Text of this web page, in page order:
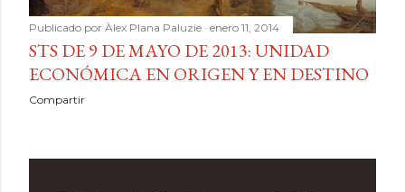
Publicado por Àlex Plana Paluzie enero 11, 2014
STS DE 9 DE MAYO DE 2013: UNIDAD
ECONÓMICA EN ORIGEN Y EN DESTINO
Compartir